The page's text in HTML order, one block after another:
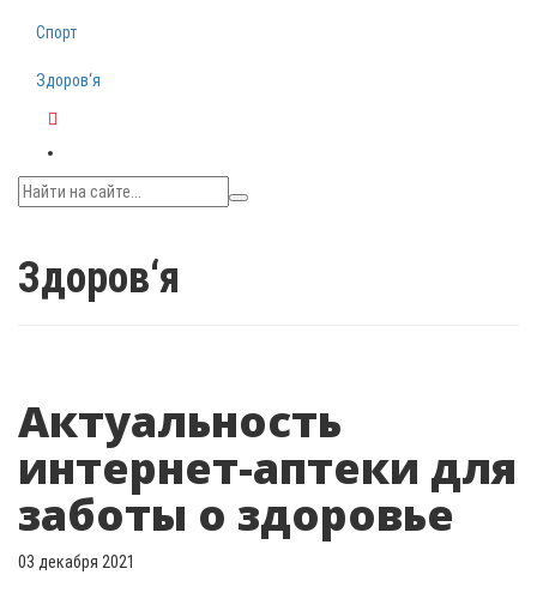
Спорт
Здоров‘я
Здоров‘я
Актуальность
интернет-аптеки для
заботы о здоровье
03 декабря 2021